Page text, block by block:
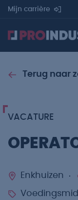
Mijn carrière
Terug naar
VACATURE
Enkhuizen